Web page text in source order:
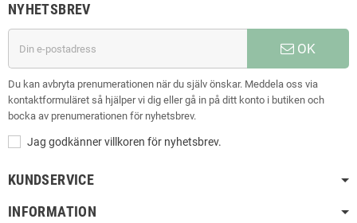
NYHETSBREV
OK
Du kan avbryta prenumerationen när du själv önskar. Meddela oss via
kontaktformuläret så hjälper vi dig eller gå in på ditt konto i butiken och
bocka av prenumerationen för nyhetsbrev.
Jag godkänner villkoren för nyhetsbrev.
KUNDSERVICE
INFORMATION